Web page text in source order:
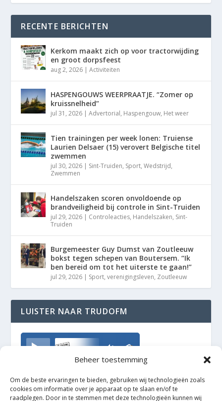
Beheer toestemming
Om de beste ervaringen te bieden, gebruiken wij technologieën zoals
cookies om informatie over je apparaat op te slaan en/of te
raadplegen. Door in te stemmen met deze technologieën kunnen wij
RECENTE BERICHTEN
Kerkom maakt zich op voor tractorwijding
en groot dorpsfeest
aug 2, 2026 |Activiteiten
HASPENGOUWS WEERPRAATJE. “Zomer op
kruissnelheid”
jul 31, 2026 |Advertorial, Haspengouw, Het weer
Tien trainingen per week lonen: Truiense
Laurien Delsaer (15) verovert Belgische titel
zwemmen
jul 30, 2026 | Sint-Truiden, Sport,Wedstrijd,
Zwemmen
Handelszaken scoren onvoldoende op
brandveiligheid bij controle in Sint-Truiden
jul 29, 2026 | Controleacties, Handelszaken, Sint-
Truiden
Burgemeester Guy Dumst van Zoutleeuw
bokst tegen schepen van Boutersem. “Ik
ben bereid om tot het uiterste te gaan!”
jul 29, 2026 | Sport,verenigingsleven, Zoutleeuw
LUISTER NAAR TRUDOFM
TrudoFM